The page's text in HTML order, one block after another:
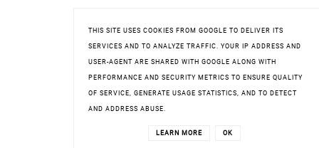
THIS SITE USES COOKIES FROM GOOGLE TO DELIVER ITS
SERVICES AND TO ANALYZE TRAFFIC. YOUR IP ADDRESS AND
USER-AGENT ARE SHARED WITH GOOGLE ALONG WITH
PERFORMANCE AND SECURITY METRICS TO ENSURE QUALITY
OF SERVICE, GENERATE USAGE STATISTICS, AND TO DETECT
AND ADDRESS ABUSE.
LEARN MORE OK